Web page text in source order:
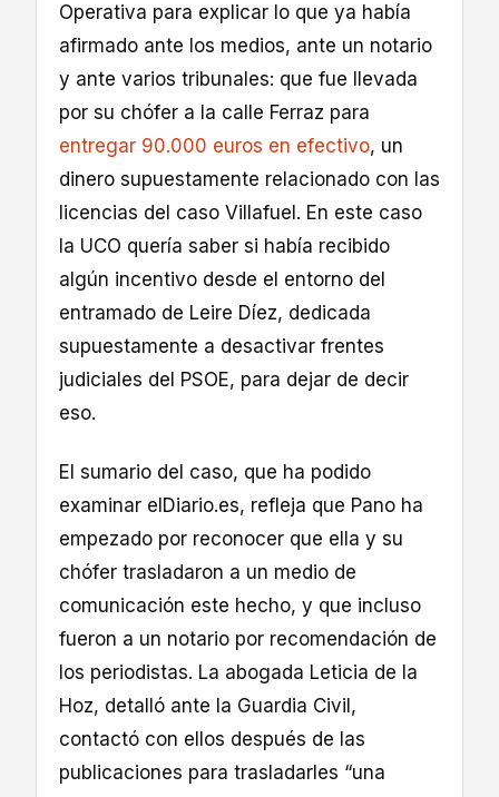
Operativa para explicar lo que ya había
afirmado ante los medios, ante un notario
y ante varios tribunales: que fue llevada
por su chófer a la calle Ferraz para
entregar 90.000 euros en efectivo, un
dinero supuestamente relacionado con las
licencias del caso Villafuel. En este caso
la UCO quería saber si había recibido
algún incentivo desde el entorno del
entramado de Leire Díez, dedicada
supuestamente a desactivar frentes
judiciales del PSOE, para dejar de decir
eso.
El sumario del caso, que ha podido
examinar elDiario.es, refleja que Pano ha
empezado por reconocer que ella y su
chófer trasladaron a un medio de
comunicación este hecho, y que incluso
fueron a un notario por recomendación de
los periodistas. La abogada Leticia de la
Hoz, detalló ante la Guardia Civil,
contactó con ellos después de las
publicaciones para trasladarles “una